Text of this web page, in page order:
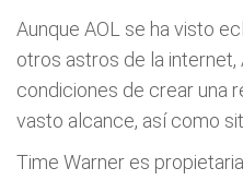
Aunque AOL se ha visto
otros astros de la
condiciones de crear una
vasto alcance, así como
Time Warner es